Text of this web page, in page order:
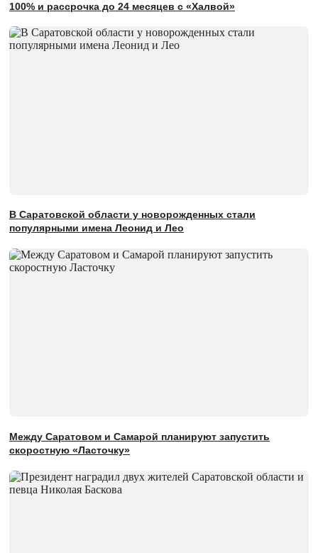
100% и рассрочка до 24 месяцев с «Халвой»
В Саратовской области у новорожденных стали
популярными имена Леонид и Лео
Между Саратовом и Самарой планируют запустить
скоростную «Ласточку»